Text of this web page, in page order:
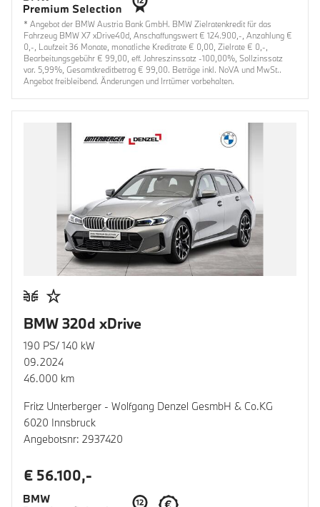
* Angebot der BMW Austria Bank GmbH. BMW Zielratenkredit für das
Fahrzeug BMW X7 xDrive40d, Anschaffungswert € 124.900,-, Anzahlung €
0,-, Laufzeit 36 Monate, monatliche Kreditrate € 0,00, Zielrate € 0,-,
Bearbeitungsgebühr € 99,00, eff. Jahreszinssatz -100,00%, Sollzinssatz
var. 5,99%, Gesamtkreditbetrag € 99,00. Beträge inkl. NoVA und MwSt..
Angebot freibleibend. Änderungen und Irrtümer vorbehalten.
BMW 320d xDrive
190 PS/ 140 kW
09.2024
46.000 km
Fritz Unterberger - Wolfgang Denzel GesmbH & Co.KG
6020 Innsbruck
Angebotsnr: 2937420
€ 56.100,-